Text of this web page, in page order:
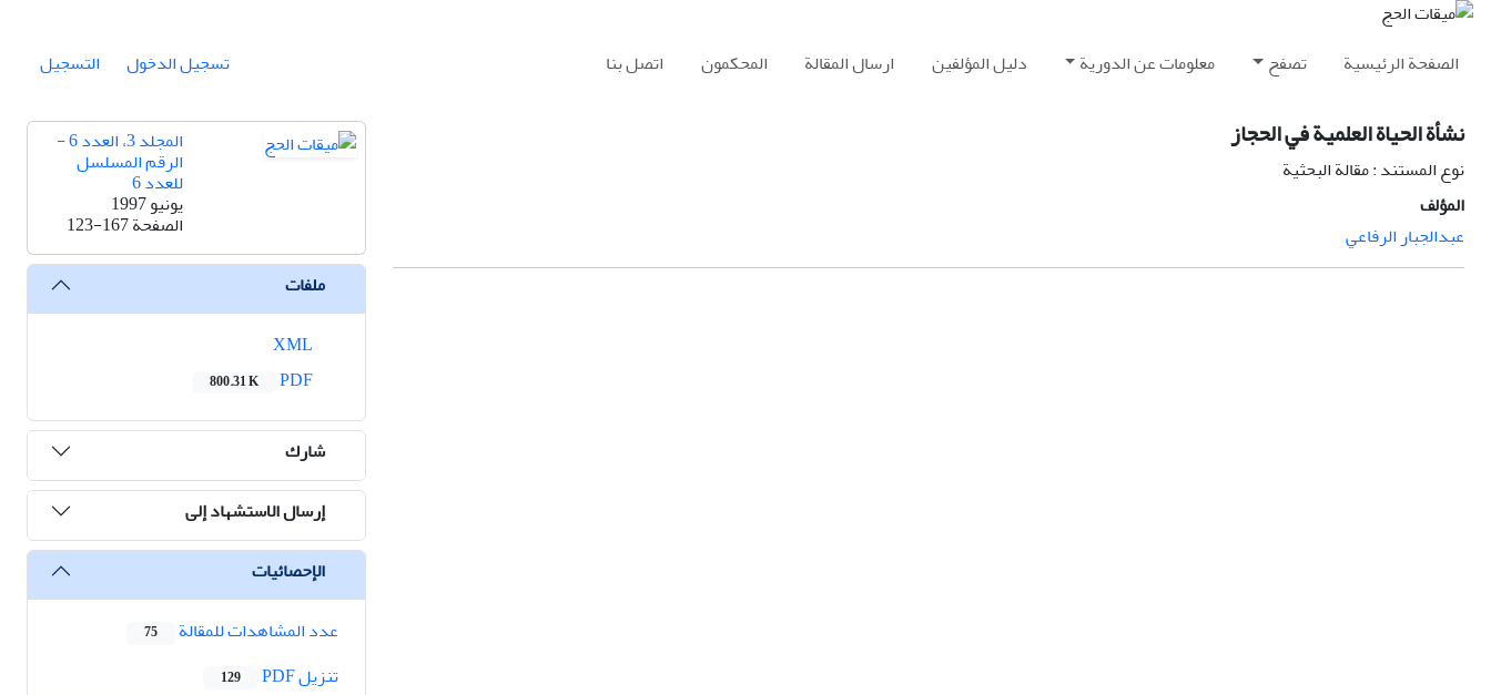
الصفحة الرئيسية تصفح معلومات عن الدورية دليل المؤلفين ارسال المقالة المحكمون اتصل بنا تسجيل الدخول التسجيل
نشأة الحياة العلمية في الحجاز
نوع المستند : مقالة البحثية
المؤلف
عبدالجبار الرفاعي
المجلد 3، العدد 6 -
الرقم المسلسل
للعدد 6
يونيو 1997
الصفحة123-167
ملفات
800.31 K
شارك
إرسال الاستشهاد إلى
الإحصائيات
عدد المشاهدات للمقالة
75
تنزیل PDF 129